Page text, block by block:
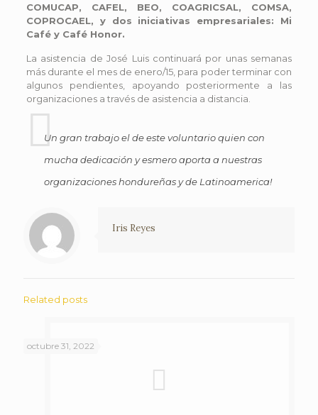
COMUCAP, CAFEL, BEO, COAGRICSAL, COMSA,
COPROCAEL, y dos iniciativas empresariales: Mi
Café y Café Honor.
La asistencia de José Luis continuará por unas semanas
más durante el mes de enero/15, para poder terminar con
algunos pendientes, apoyando posteriormente a las
organizaciones a través de asistencia a distancia.
Un gran trabajo el de este voluntario quien con
mucha dedicación y esmero aporta a nuestras
organizaciones hondureñas y de Latinoamerica!
Iris Reyes
Related posts
octubre 31, 2022